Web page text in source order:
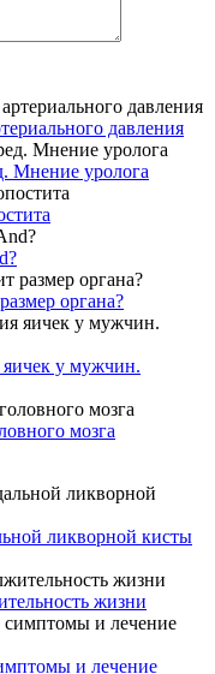
давления
Мнение уролога
органа?
яичек у мужчин.
мозга
ликворной кисты
жизни
и лечение